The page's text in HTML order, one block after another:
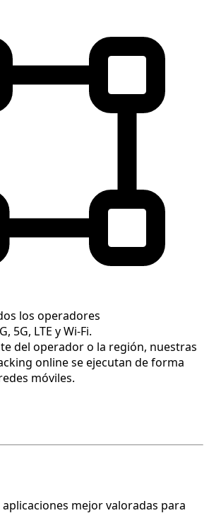
los operadores
5G, LTE y Wi-Fi.
del operador o la región, nuestras
online se ejecutan de forma
móviles.
mejor valoradas para